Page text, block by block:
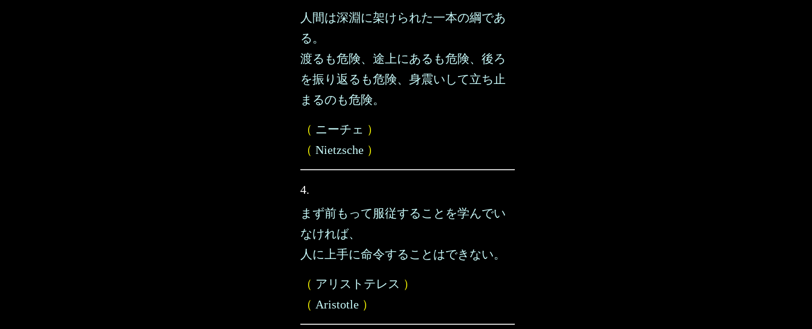
人間は深淵に架けられた一本の綱であ
る。
渡るも危険、途上にあるも危険、後ろ
を振り返るも危険、身震いして立ち止
まるのも危険。
（ ニーチェ ）
（ Nietzsche ）
4.
まず前もって服従することを学んでい
なければ、
人に上手に命令することはできない。
（ アリストテレス ）
（ Aristotle ）